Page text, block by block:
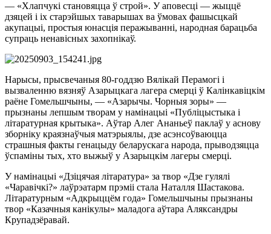
— «Хлапчукі становяцца ў строй». У аповесці — жыццё
дзяцей і іх старэйшых таварышах ва ўмовах фашысцкай
акупацыі, простыя юнасція перажыванні, народная барацьба
супраць ненавісных захопнікаў.
Нарысы, прысвечаныя 80-годдзю Вялікай Перамогі і
вызваленню вязняў Азарыцкага лагера смерці ў Калінкавіцкім
раёне Гомельшчыны, — «Азарычы. Чорныя зоры» —
прызнаны лепшым творам у намінацыі «Публіцыстыка і
літаратурная крытыка». Аўтар Алег Ананьеў паклаў у аснову
зборніку краязнаўчыя матэрыялы, дзе асэнсоўваюцца
страшныя факты генацыду беларускага народа, прыводзяцца
ўспаміны тых, хто выжыў у Азарыцкім лагеры смерці.
У намінацыі «Дзіцячая літаратура» за твор «Дзе гулялі
«Чаравічкі?» лаўрэатарм прэміі стала Наталля Шастакова.
Літаратурным «Адкрыццём года» Гомельшчыны прызнаны
твор «Казачныя канікулы» маладога аўтара Аляксандры
Крупадзёравай.